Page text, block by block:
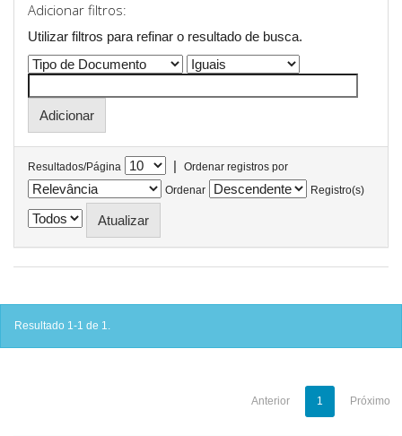
Adicionar filtros:
Utilizar filtros para refinar o resultado de busca.
Resultados/Página |
Ordenar registros por
Ordenar
Registro(s)
Resultado 1-1 de 1.
Anterior 1 Próximo